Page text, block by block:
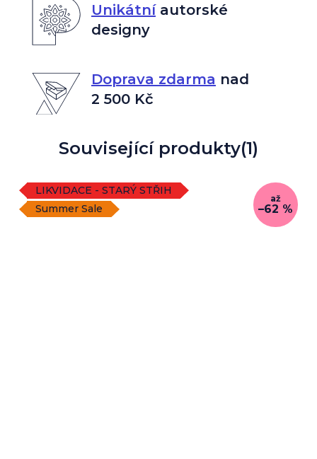
Unikátníautorské
designy
Doprava zdarma nad
2 500 Kč
Související produkty(1)
LIKVIDACE - STARÝ STŘIH
Summer Sale
až
–62 %